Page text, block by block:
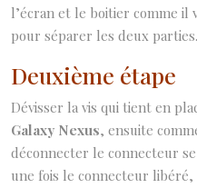
l’écran et le boitier comme il
pour séparer les deux parties.
Deuxième étape
Dévisser la vis qui tient en
Galaxy Nexus, ensuite
déconnecter le connecteur
une fois le connecteur